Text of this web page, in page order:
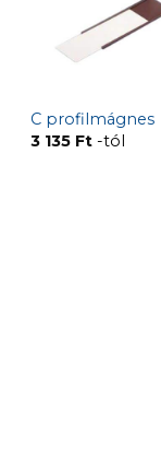
C profilmágnes
3 135 Ft -tól